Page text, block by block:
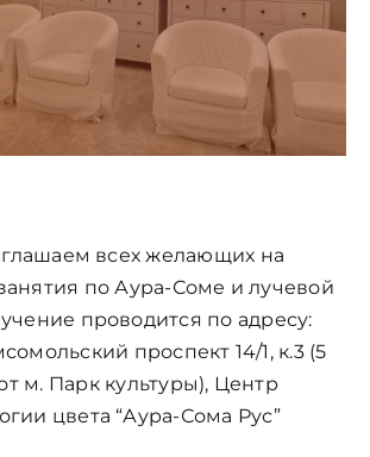
всех желающих на
по Аура-Соме и лучевой
проводится по адресу:
проспект 14/1, к.3 (5
м. Парк культуры), Центр
цвета “Аура-Сома Рус”